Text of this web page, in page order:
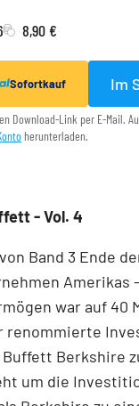
8,90 €
Sofortkauf Im
Download-Link per E-Mail.
herunterladen.
- Vol. 4
Band 3 Ende
Amerikas
war auf 40
renommierte
Berkshire
um die